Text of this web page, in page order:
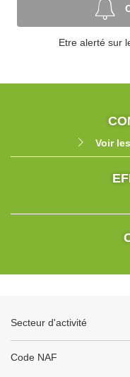
Etre alerté sur
Voir
Secteur d'activité
Code NAF